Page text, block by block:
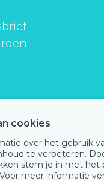
cookies
over het gebruik
te verbeteren.
stem je in met het
meer informatie